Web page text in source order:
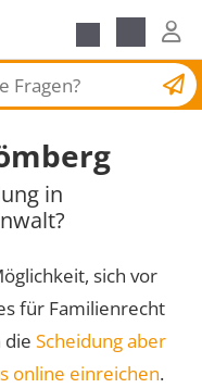
Scheidungsantrag
in
sich vor
für Familienrecht
die Scheidung aber
online einreichen.